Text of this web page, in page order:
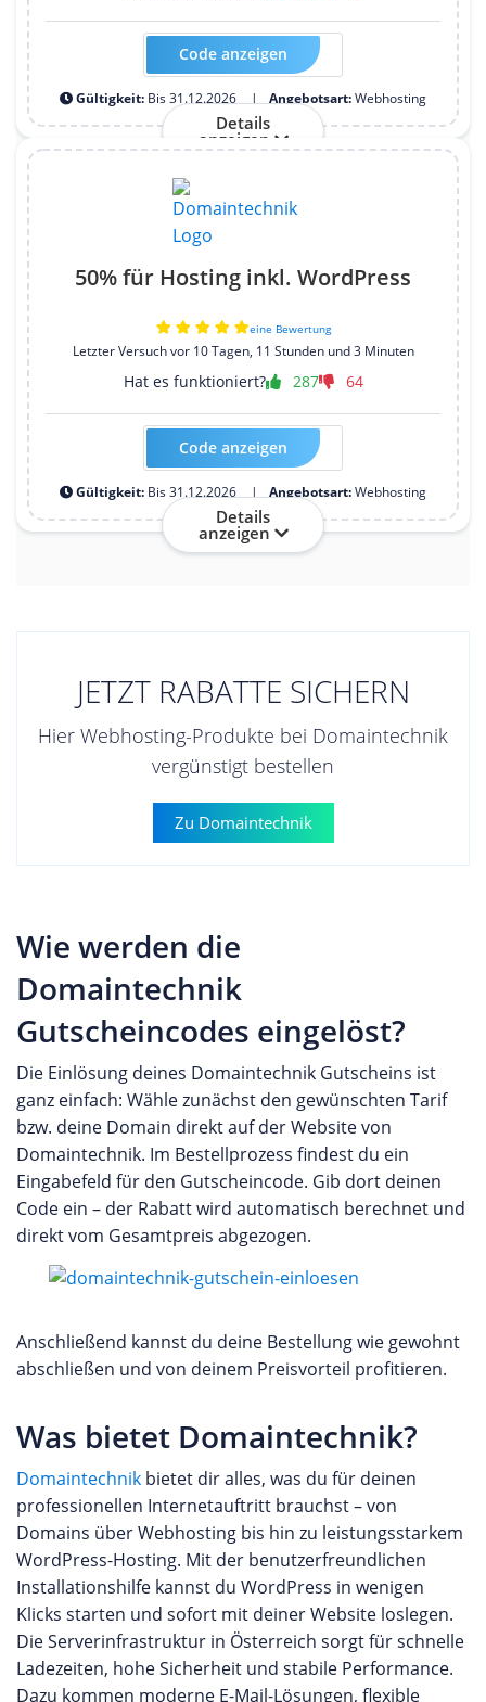
20HOST50GUIDE26
Code anzeigen
Gültigkeit: Bis 31.12.2026 Angebotsart:Webhosting
Details
anzeigen
50% für Hosting inkl. WordPress
eine Bewertung
Letzter Versuch vor 10 Tagen, 11 Stunden und 3 Minuten
Hat es funktioniert? 287 64
20HOST50GUIDE26
Code anzeigen
Gültigkeit: Bis 31.12.2026 Angebotsart:Webhosting
Details
anzeigen
JETZT RABATTE SICHERN
Hier Webhosting-Produkte bei Domaintechnik
vergünstigt bestellen
Zu Domaintechnik
Wie werden die
Domaintechnik
Gutscheincodes eingelöst?
Die Einlösung deines Domaintechnik Gutscheins ist
ganz einfach: Wähle zunächst den gewünschten Tarif
bzw. deine Domain direkt auf der Website von
Domaintechnik. Im Bestellprozess findest du ein
Eingabefeld für den Gutscheincode. Gib dort deinen
Code ein – der Rabatt wird automatisch berechnet und
direkt vom Gesamtpreis abgezogen.
Anschließend kannst du deine Bestellung wie gewohnt
abschließen und von deinem Preisvorteil profitieren.
Was bietet Domaintechnik?
Domaintechnik bietet dir alles, was du für deinen
professionellen Internetauftritt brauchst – von
Domains über Webhosting bis hin zu leistungsstarkem
WordPress-Hosting. Mit der benutzerfreundlichen
Installationshilfe kannst du WordPress in wenigen
Klicks starten und sofort mit deiner Website loslegen.
Die Serverinfrastruktur in Österreich sorgt für schnelle
Ladezeiten, hohe Sicherheit und stabile Performance.
Dazu kommen moderne E-Mail-Lösungen, flexible